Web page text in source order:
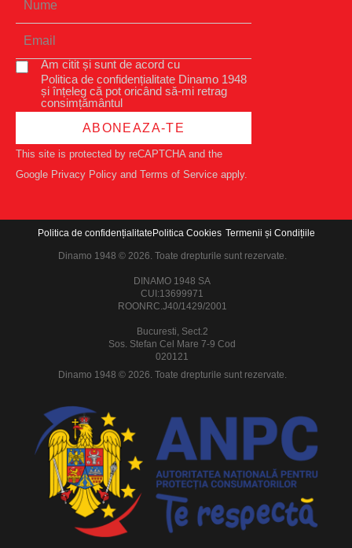
Am citit și sunt de acord cu
Politica de confidențialitate Dinamo 1948
și înțeleg că pot oricând să-mi retrag
consimțământul
ABONEAZA-TE
This site is protected by reCAPTCHA and the
Google Privacy Policy and Terms of Service apply.
Politica de confidențialitatePolitica Cookies Termenii și Condițiile
Dinamo 1948 © 2026. Toate drepturile sunt rezervate.
DINAMO 1948 SA
CUI:13699971
ROONRC.J40/1429/2001
Bucuresti, Sect.2
Sos. Stefan Cel Mare 7-9 Cod
020121
Dinamo 1948 © 2026. Toate drepturile sunt rezervate.